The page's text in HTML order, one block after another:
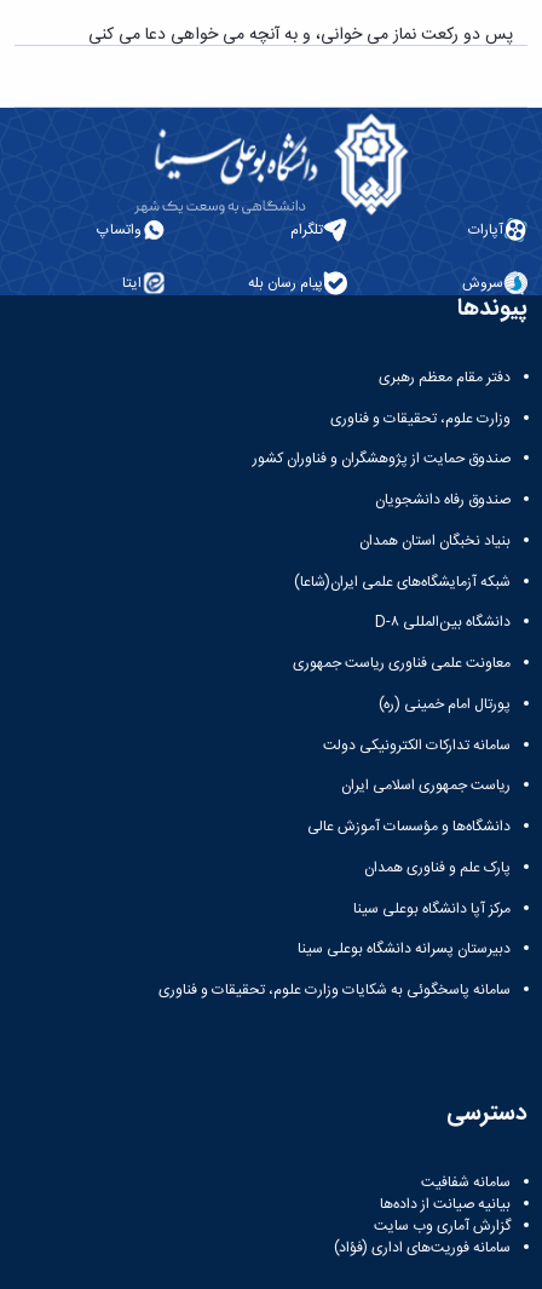
پس دو رکعت نماز می خوانی، و به آنچه می خواهی دعا می کنی
آپارات تلگرام واتساپ
سروش پیام رسان بله ایتا
پیوندها
دفتر مقام معظم رهبری
وزارت علوم، تحقیقات و فناوری
صندوق حمایت از پژوهشگران و فناوران کشور
صندوق رفاه دانشجویان
بنیاد نخبگان استان همدان
شبکه آزمایشگاه‌های علمی ایران(شاعا)
دانشگاه بین‌المللی D-۸
معاونت علمی فناوری ریاست جمهوری
پورتال امام خمینی (ره)
سامانه تدارکات الکترونیکی دولت
ریاست جمهوری اسلامی ایران
دانشگاه‌ها و مؤسسات آموزش عالی
پارک علم و فناوری همدان
مرکز آپا دانشگاه بوعلی سینا
دبیرستان پسرانه دانشگاه بوعلی سینا
سامانه پاسخگوئی به شکایات وزارت علوم، تحقیقات و فناوری
دسترسی
سامانه شفافیت
بیانیه صیانت از داده‌ها
گزارش آماری وب‌ سایت
سامانه فوریت‌های اداری (فؤاد)